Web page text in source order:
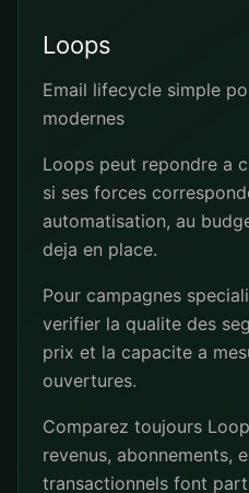
Loops
Email lifecycle simple
modernes
Loops peut repondre a
si ses forces
automatisation, au
deja en place.
Pour campagnes
verifier la qualite des
prix et la capacite a
ouvertures.
Comparez toujours
revenus, abonnements,
transactionnels font